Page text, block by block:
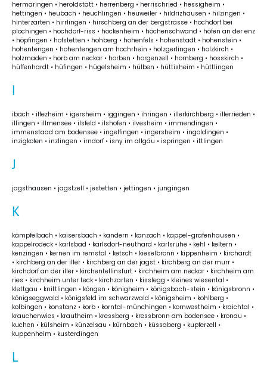
hermaringen • heroldstatt • herrenberg • herrischried • hessigheim •
hettingen • heubach • heuchlingen • heuweiler • hildrizhausen • hilzingen •
hinterzarten • hirrlingen • hirschberg an der bergstrasse • hochdorf bei
plochingen • hochdorf-riss • hockenheim • höchenschwand • höfen an der enz
• höpfingen • hofstetten • hohberg • hohenfels • hohenstadt • hohenstein •
hohentengen • hohentengen am hochrhein • holzgerlingen • holzkirch •
holzmaden • horb am neckar • horben • horgenzell • hornberg • hosskirch •
hüffenhardt • hüfingen • hügelsheim • hülben • hüttisheim • hüttlingen
I
ibach • iffezheim • igersheim • iggingen • ihringen • illerkirchberg • illerrieden •
illingen • illmensee • ilsfeld • ilshofen • ilvesheim • immendingen •
immenstaad am bodensee • ingelfingen • ingersheim • ingoldingen •
inzigkofen • inzlingen • irndorf • isny im allgäu • ispringen • ittlingen
J
jagsthausen • jagstzell • jestetten • jettingen • jungingen
K
kämpfelbach • kaisersbach • kandern • kanzach • kappel-grafenhausen •
kappelrodeck • karlsbad • karlsdorf-neuthard • karlsruhe • kehl • keltern •
kenzingen • kernen im remstal • ketsch • kieselbronn • kippenheim • kirchardt
• kirchberg an der iller • kirchberg an der jagst • kirchberg an der murr •
kirchdorf an der iller • kirchentellinsfurt • kirchheim am neckar • kirchheim am
ries • kirchheim unter teck • kirchzarten • kisslegg • kleines wiesental •
klettgau • knittlingen • köngen • königheim • königsbach-stein • königsbronn •
königseggwald • königsfeld im schwarzwald • königsheim • kohlberg •
kolbingen • konstanz • korb • korntal-münchingen • kornwestheim • kraichtal •
krauchenwies • krautheim • kressberg • kressbronn am bodensee • kronau •
kuchen • külsheim • künzelsau • kürnbach • küssaberg • kupferzell •
kuppenheim • kusterdingen
L